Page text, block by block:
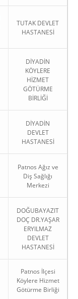
TUTAK DEVLET
HASTANESİ
DİYADİN
KÖYLERE
HİZMET
GÖTÜRME
BİRLİĞİ
DİYADİN
DEVLET
HASTANESİ
Patnos Ağız ve
Diş Sağlığı
Merkezi
DOĞUBAYAZIT
DOÇ DR.YAŞAR
ERYILMAZ
DEVLET
HASTANESİ
Patnos İlçesi
Köylere Hizmet
Götürme Birliği